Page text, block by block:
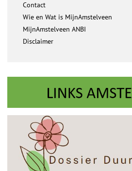
Contact
Wie en Wat is MijnAmstelveen
MijnAmstelveen ANBI
Disclaimer